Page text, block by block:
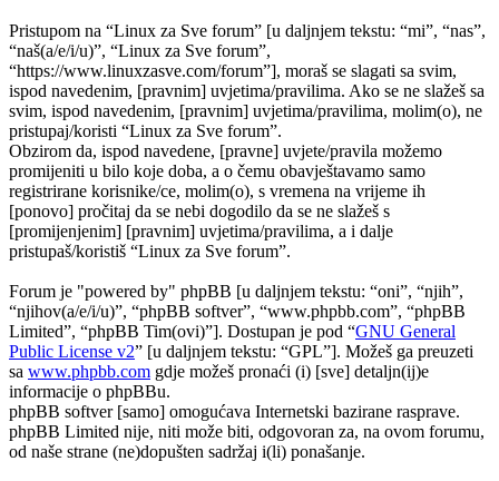
Pristupom na “Linux za Sve forum” [u daljnjem tekstu: “mi”, “nas”,
“naš(a/e/i/u)”, “Linux za Sve forum”,
“https://www.linuxzasve.com/forum”], moraš se slagati sa svim,
ispod navedenim, [pravnim] uvjetima/pravilima. Ako se ne slažeš sa
svim, ispod navedenim, [pravnim] uvjetima/pravilima, molim(o), ne
pristupaj/koristi “Linux za Sve forum”.
Obzirom da, ispod navedene, [pravne] uvjete/pravila možemo
promijeniti u bilo koje doba, a o čemu obavještavamo samo
registrirane korisnike/ce, molim(o), s vremena na vrijeme ih
[ponovo] pročitaj da se nebi dogodilo da se ne slažeš s
[promijenjenim] [pravnim] uvjetima/pravilima, a i dalje
pristupaš/koristiš “Linux za Sve forum”.
Forum je "powered by" phpBB [u daljnjem tekstu: “oni”, “njih”,
“njihov(a/e/i/u)”, “phpBB softver”, “www.phpbb.com”, “phpBB
Limited”, “phpBB Tim(ovi)”]. Dostupan je pod “GNU General
Public License v2” [u daljnjem tekstu: “GPL”]. Možeš ga preuzeti
sa www.phpbb.com gdje možeš pronaći (i) [sve] detaljn(ij)e
informacije o phpBBu.
phpBB softver [samo] omogućava Internetski bazirane rasprave.
phpBB Limited nije, niti može biti, odgovoran za, na ovom forumu,
od naše strane (ne)dopušten sadržaj i(li) ponašanje.